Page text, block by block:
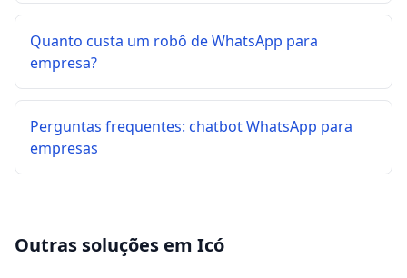
Quanto custa um robô de WhatsApp para
empresa?
Perguntas frequentes: chatbot WhatsApp para
empresas
Outras soluções em Icó